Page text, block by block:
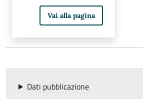
Vai alla pagina
Dati pubblicazione